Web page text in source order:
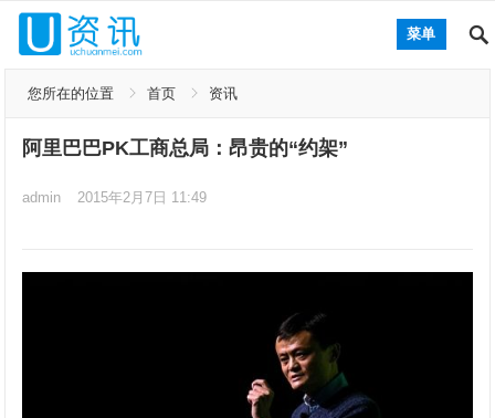
菜单
您所在的位置 首页 资讯
阿里巴巴PK工商总局：昂贵的“约架”
admin 2015年2月7日 11:49